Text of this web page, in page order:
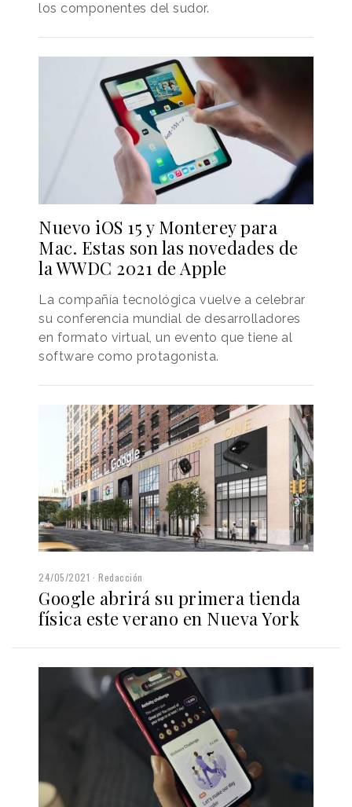
los componentes del sudor.
Nuevo iOS 15 y Monterey para
Mac. Estas son las novedades de
la WWDC 2021 de Apple
La compañía tecnológica vuelve a celebrar
su conferencia mundial de desarrolladores
en formato virtual, un evento que tiene al
software como protagonista.
24/05/2021 Redacción
Google abrirá su primera tienda
física este verano en Nueva York